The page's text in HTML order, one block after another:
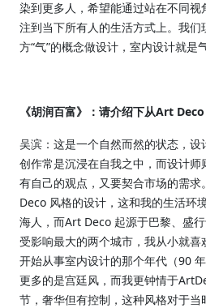
染到更多人，希望能通过站在不同视
注到当下所有人的生活方式上。我
方“气”的概念做设计，室内设计就是
《胡润百富》：请介绍下从Art Deco
吴滨：这是一个自然而然的状态，
创作常是沉浸在自我之中，而设计师
有自己的观点，又要契合市场的需
Deco 风格的设计，这和我的生活环
海人，而Art Deco 起源于巴黎、盛
受影响最大的两个城市，我从小就
开始从事室内设计的那个年代（90
更多的是宫廷风，而我更钟情于
节，奢华但有控制，这种风格对于